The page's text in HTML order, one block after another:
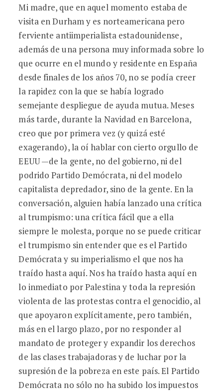
Mi madre, que en aquel momento estaba de
visita en Durham y es norteamericana pero
ferviente antiimperialista estadounidense,
además de una persona muy informada sobre lo
que ocurre en el mundo y residente en España
desde finales de los años 70, no se podía creer
la rapidez con la que se había logrado
semejante despliegue de ayuda mutua. Meses
más tarde, durante la Navidad en Barcelona,
creo que por primera vez (y quizá esté
exagerando), la oí hablar con cierto orgullo de
EEUU —de la gente, no del gobierno, ni del
podrido Partido Demócrata, ni del modelo
capitalista depredador, sino de la gente. En la
conversación, alguien había lanzado una crítica
al trumpismo: una crítica fácil que a ella
siempre le molesta, porque no se puede criticar
el trumpismo sin entender que es el Partido
Demócrata y su imperialismo el que nos ha
traído hasta aquí. Nos ha traído hasta aquí en
lo inmediato por Palestina y toda la represión
violenta de las protestas contra el genocidio, al
que apoyaron explícitamente, pero también,
más en el largo plazo, por no responder al
mandato de proteger y expandir los derechos
de las clases trabajadoras y de luchar por la
supresión de la pobreza en este país. El Partido
Demócrata no sólo no ha subido los impuestos